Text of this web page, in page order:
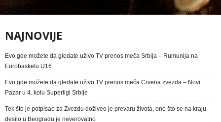
NAJNOVIJE
Evo gde možete da gledate uživo TV prenos meča Srbija – Rumunija na
Eurobasketu U16
Evo gde možete da gledate uživo TV prenos meča Crvena zvezda – Novi
Pazar u 4. kolu Superligi Srbije
Tek što je potpisao za Zvezdu doživeo je prevaru života, ono što se na kraju
desilo u Beogradu je neverovatno